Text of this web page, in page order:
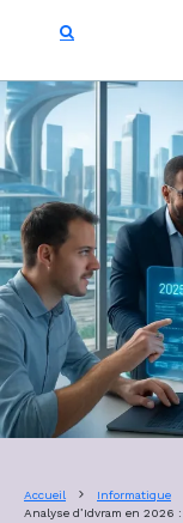
Accueil
Informatique
Analyse d’Idvram en 2026